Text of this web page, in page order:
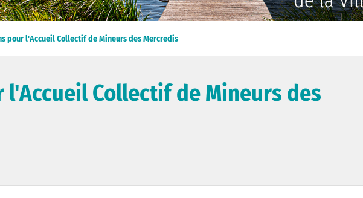
pour l'Accueil Collectif de Mineurs des Mercredis
Collectif de Mineurs des